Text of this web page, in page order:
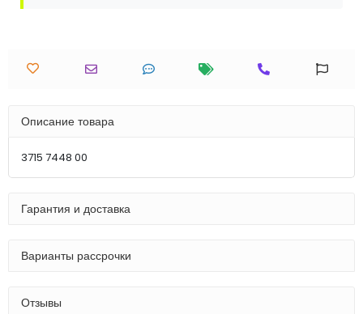
Описание товара
3715 7448 00
Гарантия и доставка
Варианты рассрочки
Отзывы